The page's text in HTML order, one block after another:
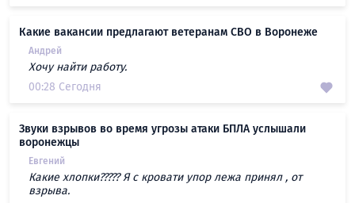
Какие вакансии предлагают ветеранам СВО в Воронеже
Андрей
Хочу найти работу.
00:28 Сегодня
Звуки взрывов во время угрозы атаки БПЛА услышали
воронежцы
Евгений
Какие хлопки????? Я с кровати упор лежа принял , от
взрыва.